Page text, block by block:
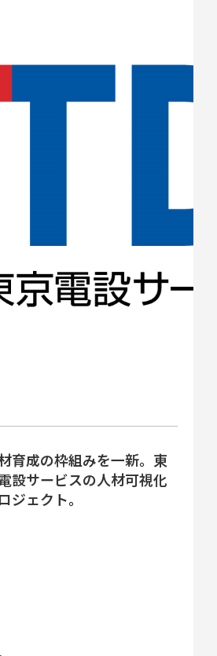
育成の枠組みを一新。東
設サービスの人材可視化
ジェクト。